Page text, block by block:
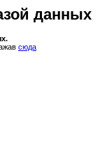
данных
сюда